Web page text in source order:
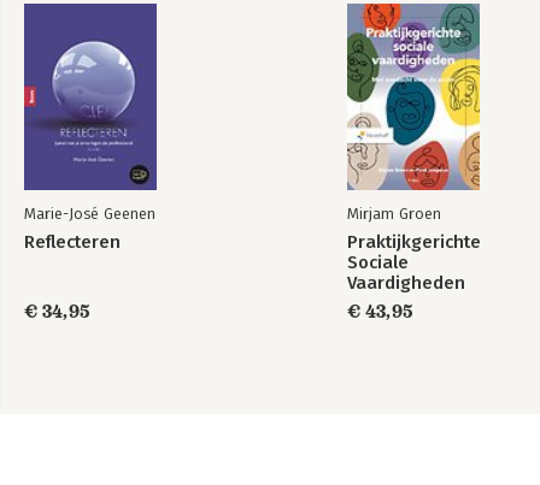
Marie-José Geenen
Reflecteren
€ 34,95
Mirjam Groen
Praktijkgerichte
Sociale
Vaardigheden
€ 43,95